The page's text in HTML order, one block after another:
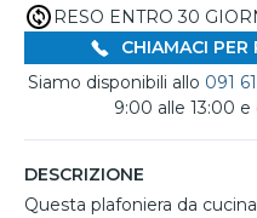
RESO ENTRO 30
CHIAMACI PER
Siamo disponibili allo 091
9:00 alle 13:00 e
DESCRIZIONE
Questa plafoniera da